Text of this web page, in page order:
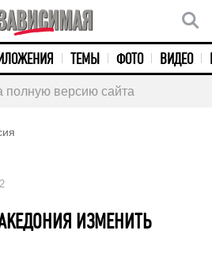
ТЕМЫ ФОТО ВИДЕО
полную версию сайта
ИЗМЕНИТЬ